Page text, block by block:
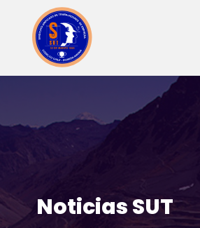
Noticias SUT